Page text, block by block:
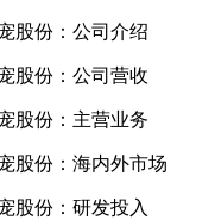
股份：公司介绍
股份：公司营收
股份：主营业务
份：海内外市场
份：研发投入